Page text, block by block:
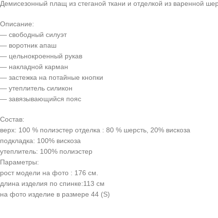
Демисезонный плащ из стеганой ткани и отделкой из варенной
Описание:
— свободный силуэт
— воротник апаш
— цельнокроенный рукав
— накладной карман
— застежка на потайные кнопки
— утеплитель силикон
— завязывающийся пояс
Состав:
верх: 100 % полиэстер отделка : 80 % шерсть, 20% вискоза
подкладка: 100% вискоза
утеплитель: 100% полиэстер
Параметры:
рост модели на фото : 176 см.
длина изделия по спинке:113 см
на фото изделие в размере 44 (S)